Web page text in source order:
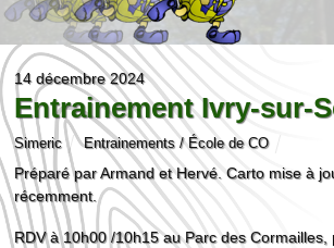
14 décembre 2024
Entrainement Ivry-sur-
Simeric Entrainements / École de CO
Préparé par Armand et Hervé. Carto mise à
récemment.
RDV à 10h00 /10h15 au Parc des Cormailles,